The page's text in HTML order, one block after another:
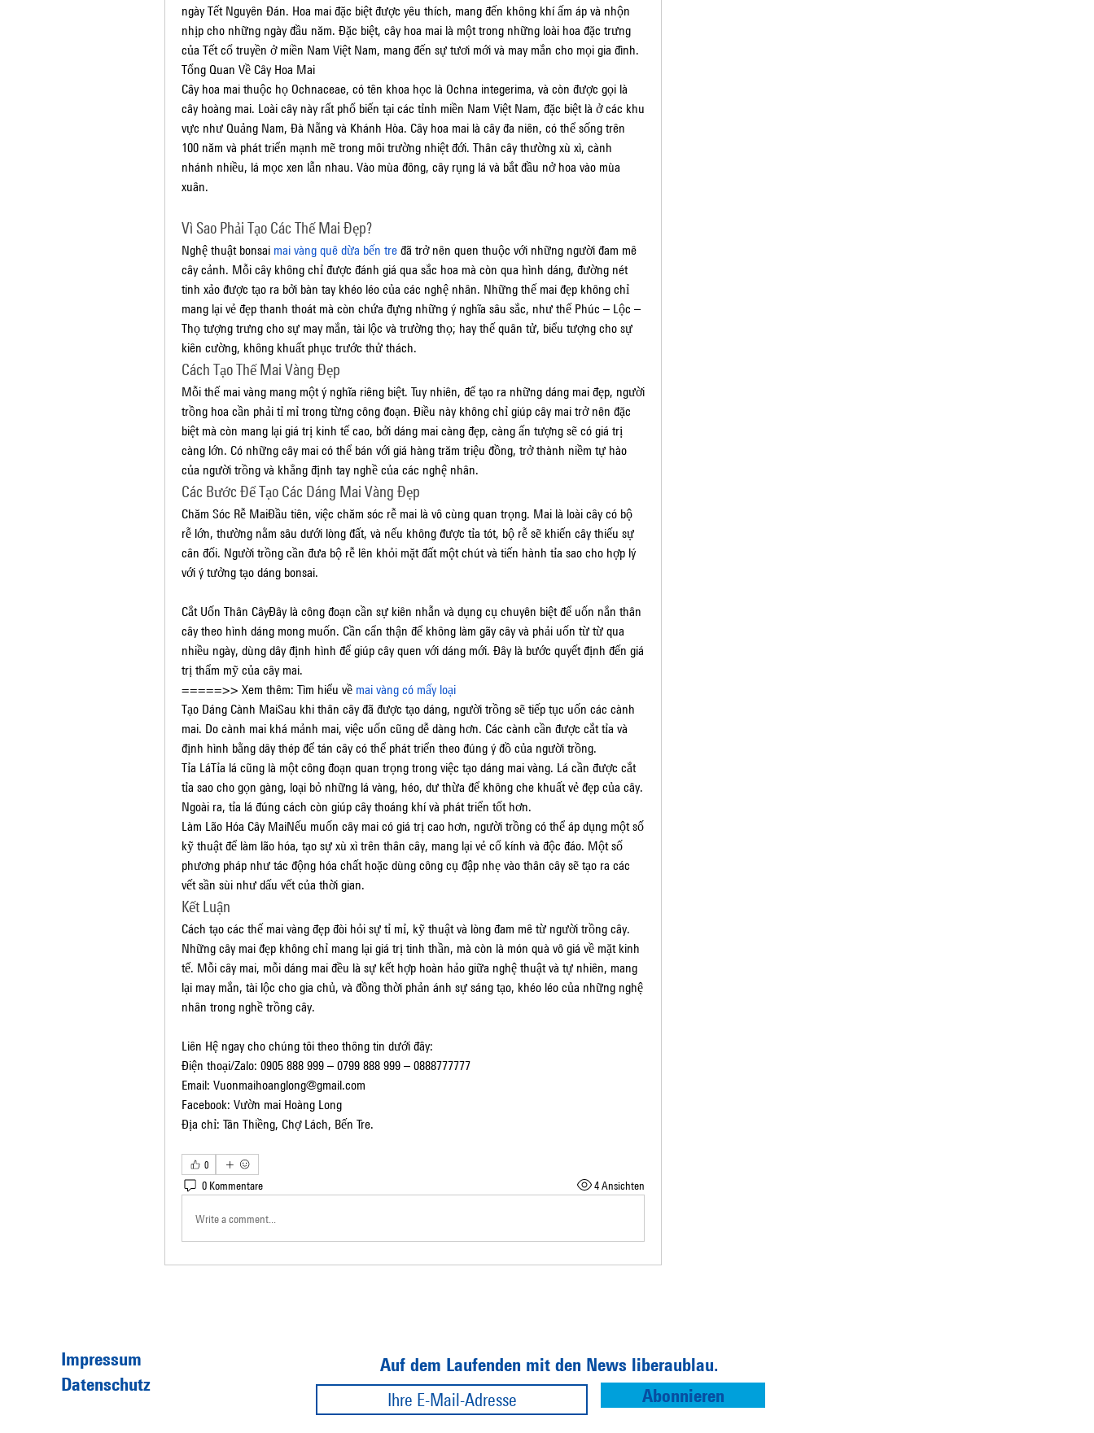
ngày Tết Nguyên Đán. Hoa mai đặc biệt được yêu thích, mang đến không khí ấm áp và nhộn
nhịp cho những ngày đầu năm. Đặc biệt, cây hoa mai là một trong những loài hoa đặc trưng
của Tết cổ truyền ở miền Nam Việt Nam, mang đến sự tươi mới và may mắn cho mọi gia đình.
Tổng Quan Về Cây Hoa Mai
Cây hoa mai thuộc họ Ochnaceae, có tên khoa học là Ochna integerima, và còn được gọi là
cây hoàng mai. Loài cây này rất phổ biến tại các tỉnh miền Nam Việt Nam, đặc biệt là ở các khu
vực như Quảng Nam, Đà Nẵng và Khánh Hòa. Cây hoa mai là cây đa niên, có thể sống trên
100 năm và phát triển mạnh mẽ trong môi trường nhiệt đới. Thân cây thường xù xì, cành
nhánh nhiều, lá mọc xen lẫn nhau. Vào mùa đông, cây rụng lá và bắt đầu nở hoa vào mùa
xuân.
Vì Sao Phải Tạo Các Thế Mai Đẹp?
Nghệ thuật bonsai mai vàng quê dừa bến tre đã trở nên quen thuộc với những người đam mê
cây cảnh. Mỗi cây không chỉ được đánh giá qua sắc hoa mà còn qua hình dáng, đường nét
tinh xảo được tạo ra bởi bàn tay khéo léo của các nghệ nhân. Những thế mai đẹp không chỉ
mang lại vẻ đẹp thanh thoát mà còn chứa đựng những ý nghĩa sâu sắc, như thế Phúc – Lộc –
Thọ tượng trưng cho sự may mắn, tài lộc và trường thọ; hay thế quân tử, biểu tượng cho sự
kiên cường, không khuất phục trước thử thách.
Cách Tạo Thế Mai Vàng Đẹp
Mỗi thế mai vàng mang một ý nghĩa riêng biệt. Tuy nhiên, để tạo ra những dáng mai đẹp, người
trồng hoa cần phải tỉ mỉ trong từng công đoạn. Điều này không chỉ giúp cây mai trở nên đặc
biệt mà còn mang lại giá trị kinh tế cao, bởi dáng mai càng đẹp, càng ấn tượng sẽ có giá trị
càng lớn. Có những cây mai có thể bán với giá hàng trăm triệu đồng, trở thành niềm tự hào
của người trồng và khẳng định tay nghề của các nghệ nhân.
Các Bước Để Tạo Các Dáng Mai Vàng Đẹp
Chăm Sóc Rễ MaiĐầu tiên, việc chăm sóc rễ mai là vô cùng quan trọng. Mai là loài cây có bộ
rễ lớn, thường nằm sâu dưới lòng đất, và nếu không được tỉa tót, bộ rễ sẽ khiến cây thiếu sự
cân đối. Người trồng cần đưa bộ rễ lên khỏi mặt đất một chút và tiến hành tỉa sao cho hợp lý
với ý tưởng tạo dáng bonsai.
Cắt Uốn Thân CâyĐây là công đoạn cần sự kiên nhẫn và dụng cụ chuyên biệt để uốn nắn thân
cây theo hình dáng mong muốn. Cần cẩn thận để không làm gãy cây và phải uốn từ từ qua
nhiều ngày, dùng dây định hình để giúp cây quen với dáng mới. Đây là bước quyết định đến giá
trị thẩm mỹ của cây mai.
=====>> Xem thêm: Tìm hiểu về mai vàng có mấy loại
Tạo Dáng Cành MaiSau khi thân cây đã được tạo dáng, người trồng sẽ tiếp tục uốn các cành
mai. Do cành mai khá mảnh mai, việc uốn cũng dễ dàng hơn. Các cành cần được cắt tỉa và
định hình bằng dây thép để tán cây có thể phát triển theo đúng ý đồ của người trồng.
Tỉa LáTỉa lá cũng là một công đoạn quan trọng trong việc tạo dáng mai vàng. Lá cần được cắt
tỉa sao cho gọn gàng, loại bỏ những lá vàng, héo, dư thừa để không che khuất vẻ đẹp của cây.
Ngoài ra, tỉa lá đúng cách còn giúp cây thoáng khí và phát triển tốt hơn.
Làm Lão Hóa Cây MaiNếu muốn cây mai có giá trị cao hơn, người trồng có thể áp dụng một số
kỹ thuật để làm lão hóa, tạo sự xù xì trên thân cây, mang lại vẻ cổ kính và độc đáo. Một số
phương pháp như tác động hóa chất hoặc dùng công cụ đập nhẹ vào thân cây sẽ tạo ra các
vết sần sùi như dấu vết của thời gian.
Kết Luận
Cách tạo các thế mai vàng đẹp đòi hỏi sự tỉ mỉ, kỹ thuật và lòng đam mê từ người trồng cây.
Những cây mai đẹp không chỉ mang lại giá trị tinh thần, mà còn là món quà vô giá về mặt kinh
tế. Mỗi cây mai, mỗi dáng mai đều là sự kết hợp hoàn hảo giữa nghệ thuật và tự nhiên, mang
lại may mắn, tài lộc cho gia chủ, và đồng thời phản ánh sự sáng tạo, khéo léo của những nghệ
nhân trong nghề trồng cây.
Liên Hệ ngay cho chúng tôi theo thông tin dưới đây:
Điện thoại/Zalo: 0905 888 999 – 0799 888 999 – 0888777777
Email: Vuonmaihoanglong@gmail.com
Facebook: Vườn mai Hoàng Long
Địa chỉ: Tân Thiềng, Chợ Lách, Bến Tre.
0
0 Kommentare 4 Ansichten
Write a comment...
Impressum
Datenschutz
Auf dem Laufenden mit den News liberaublau.
Abonnieren